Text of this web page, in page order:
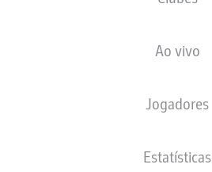
Ao vivo
Jogadores
Estatísticas